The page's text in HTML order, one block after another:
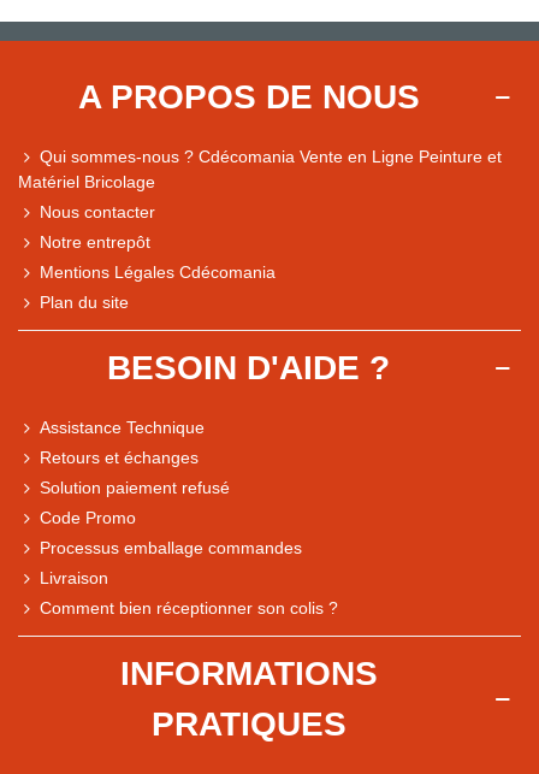
Comparaison des performances du magasin
A PROPOS DE NOUS
Qui sommes-nous ? Cdécomania Vente en Ligne Peinture et
Matériel Bricolage
Nous contacter
Notre entrepôt
Mentions Légales Cdécomania
Plan du site
BESOIN D'AIDE ?
Assistance Technique
Retours et échanges
Solution paiement refusé
Code Promo
Processus emballage commandes
Livraison
Comment bien réceptionner son colis ?
INFORMATIONS
PRATIQUES